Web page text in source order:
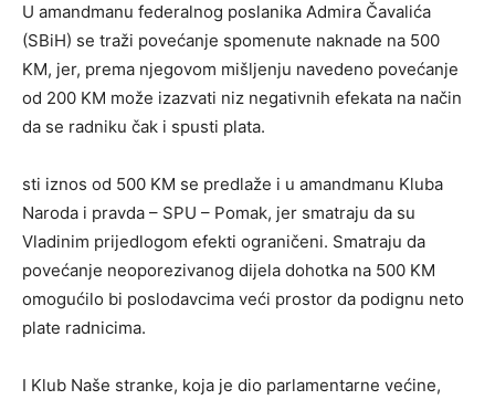
U amandmanu federalnog poslanika Admira Čavalića
(SBiH) se traži povećanje spomenute naknade na 500
KM, jer, prema njegovom mišljenju navedeno povećanje
od 200 KM može izazvati niz negativnih efekata na način
da se radniku čak i spusti plata.
sti iznos od 500 KM se predlaže i u amandmanu Kluba
Naroda i pravda – SPU – Pomak, jer smatraju da su
Vladinim prijedlogom efekti ograničeni. Smatraju da
povećanje neoporezivanog dijela dohotka na 500 KM
omogućilo bi poslodavcima veći prostor da podignu neto
plate radnicima.
I Klub Naše stranke, koja je dio parlamentarne većine,